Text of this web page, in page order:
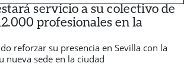
servicio a su colectivo de
profesionales en la
reforzar su presencia en Sevilla con la
nueva sede en la ciudad